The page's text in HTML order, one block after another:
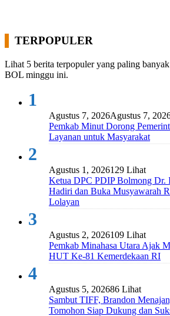
TERPOPULER
Lihat 5 berita terpopuler yang paling
BOL minggu ini.
1
Agustus 7, 2026Agustus 7,
Pemkab Minut Dorong
Layanan untuk Masyarakat
2
Agustus 1, 2026129 Lihat
Ketua DPC PDIP Bolmong
Hadiri dan Buka Musyawarah
Lolayan
3
Agustus 2, 2026109 Lihat
Pemkab Minahasa Utara Ajak
HUT Ke-81 Kemerdekaan RI
4
Agustus 5, 202686 Lihat
Sambut TIFF, Brandon
Tomohon Siap Dukung dan